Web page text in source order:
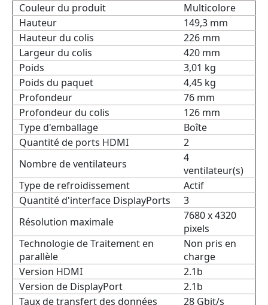
Couleur du produit
Multicolore
Hauteur
149,3 mm
Hauteur du colis
226 mm
Largeur du colis
420 mm
Poids
3,01 kg
Poids du paquet
4,45 kg
Profondeur
76 mm
Profondeur du colis
126 mm
Type d'emballage
Boîte
Quantité de ports HDMI
2
Nombre de ventilateurs
4
ventilateur(s)
Type de refroidissement
Actif
Quantité d'interface DisplayPorts
3
Résolution maximale
7680 x 4320
pixels
Technologie de Traitement en
parallèle
Non pris en
charge
Version HDMI
2.1b
Version de DisplayPort
2.1b
Taux de transfert des données
28 Gbit/s